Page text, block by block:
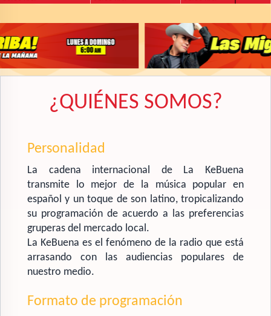
Candela 96.3 FM
¿QUIÉNES SOMOS?
Personalidad
La cadena internacional de La KeBuena
transmite lo mejor de la música popular en
español y un toque de son latino, tropicalizando
su programación de acuerdo a las preferencias
gruperas del mercado local.
La KeBuena es el fenómeno de la radio que está
arrasando con las audiencias populares de
nuestro medio.
Formato de programación